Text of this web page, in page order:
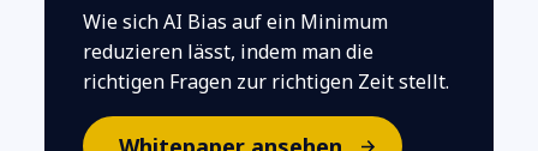
Wie sich AI Bias auf ein Minimum
reduzieren lässt, indem man die
richtigen Fragen zur richtigen Zeit stellt.